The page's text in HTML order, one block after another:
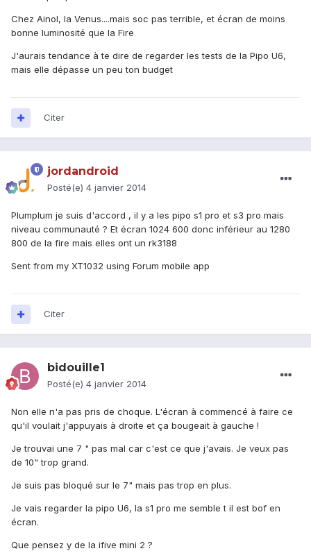
Chez Ainol, la Venus....mais soc pas terrible, et écran de moins
bonne luminosité que la Fire
J'aurais tendance à te dire de regarder les tests de la Pipo U6,
mais elle dépasse un peu ton budget
Citer
jordandroid
Posté(e) 4 janvier 2014
Plumplum je suis d'accord , il y a les pipo s1 pro et s3 pro mais
niveau communauté ? Et écran 1024 600 donc inférieur au 1280
800 de la fire mais elles ont un rk3188
Sent from my XT1032 using Forum mobile app
Citer
bidouille1
Posté(e) 4 janvier 2014
Non elle n'a pas pris de choque. L'écran à commencé à faire ce
qu'il voulait j'appuyais à droite et ça bougeait à gauche !
Je trouvai une 7 " pas mal car c'est ce que j'avais. Je veux pas
de 10" trop grand.
Je suis pas bloqué sur le 7" mais pas trop en plus.
Je vais regarder la pipo U6, la s1 pro me semble t il est bof en
écran.
Que pensez y de la ifive mini 2 ?